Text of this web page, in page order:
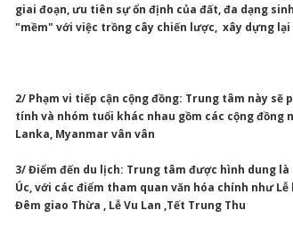
giai đoạn, ưu tiên sự ổn định của đất, đa dạng
"mềm" với việc trồng cây chiến lược, xây dựng
2/ Phạm vi tiếp cận cộng đồng: Trung tâm này
tính và nhóm tuổi khác nhau gồm các cộng đồng
Lanka, Myanmar vân vân
3/ Điểm đến du lịch: Trung tâm được hình dung
Úc, với các điểm tham quan văn hóa chính như
Đêm giao Thừa , Lễ Vu Lan ,Tết Trung Thu